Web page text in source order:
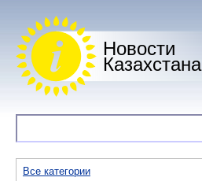
Новости
Казахстана
Все категории